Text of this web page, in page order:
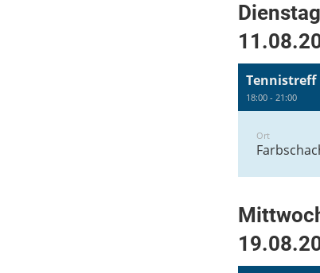
Dienstag
Tennistreff
18:00 - 21:00
Ort